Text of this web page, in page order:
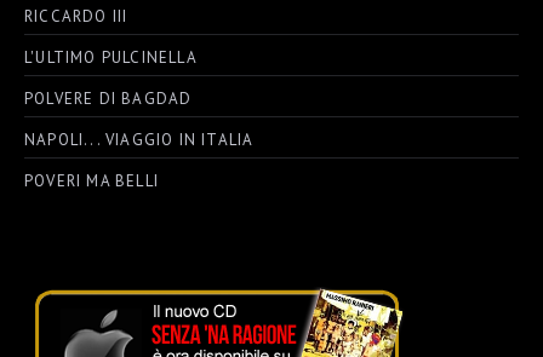
RICCARDO III
L'ULTIMO PULCINELLA
POLVERE DI BAGDAD
NAPOLI... VIAGGIO IN ITALIA
POVERI MA BELLI